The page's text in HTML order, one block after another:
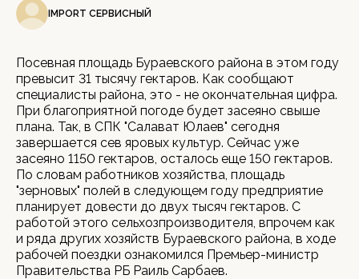
IMPORT СЕРВИСНЫЙ
Посевная площадь Бураевского района в этом году
превысит 31 тысячу гектаров. Как сообщают
специалисты района, это - не окончательная цифра.
При благоприятной погоде будет засеяно свыше
плана. Так, в СПК "Салават Юлаев" сегодня
завершается сев яровых культур. Сейчас уже
засеяно 1150 гектаров, осталось еще 150 гектаров.
По словам работников хозяйства, площадь
"зерновых" полей в следующем году предприятие
планирует довести до двух тысяч гектаров. С
работой этого сельхозпроизводителя, впрочем как
и ряда других хозяйств Бураевского района, в ходе
рабочей поездки ознакомился Премьер-министр
Правительства РБ Раиль Сарбаев.